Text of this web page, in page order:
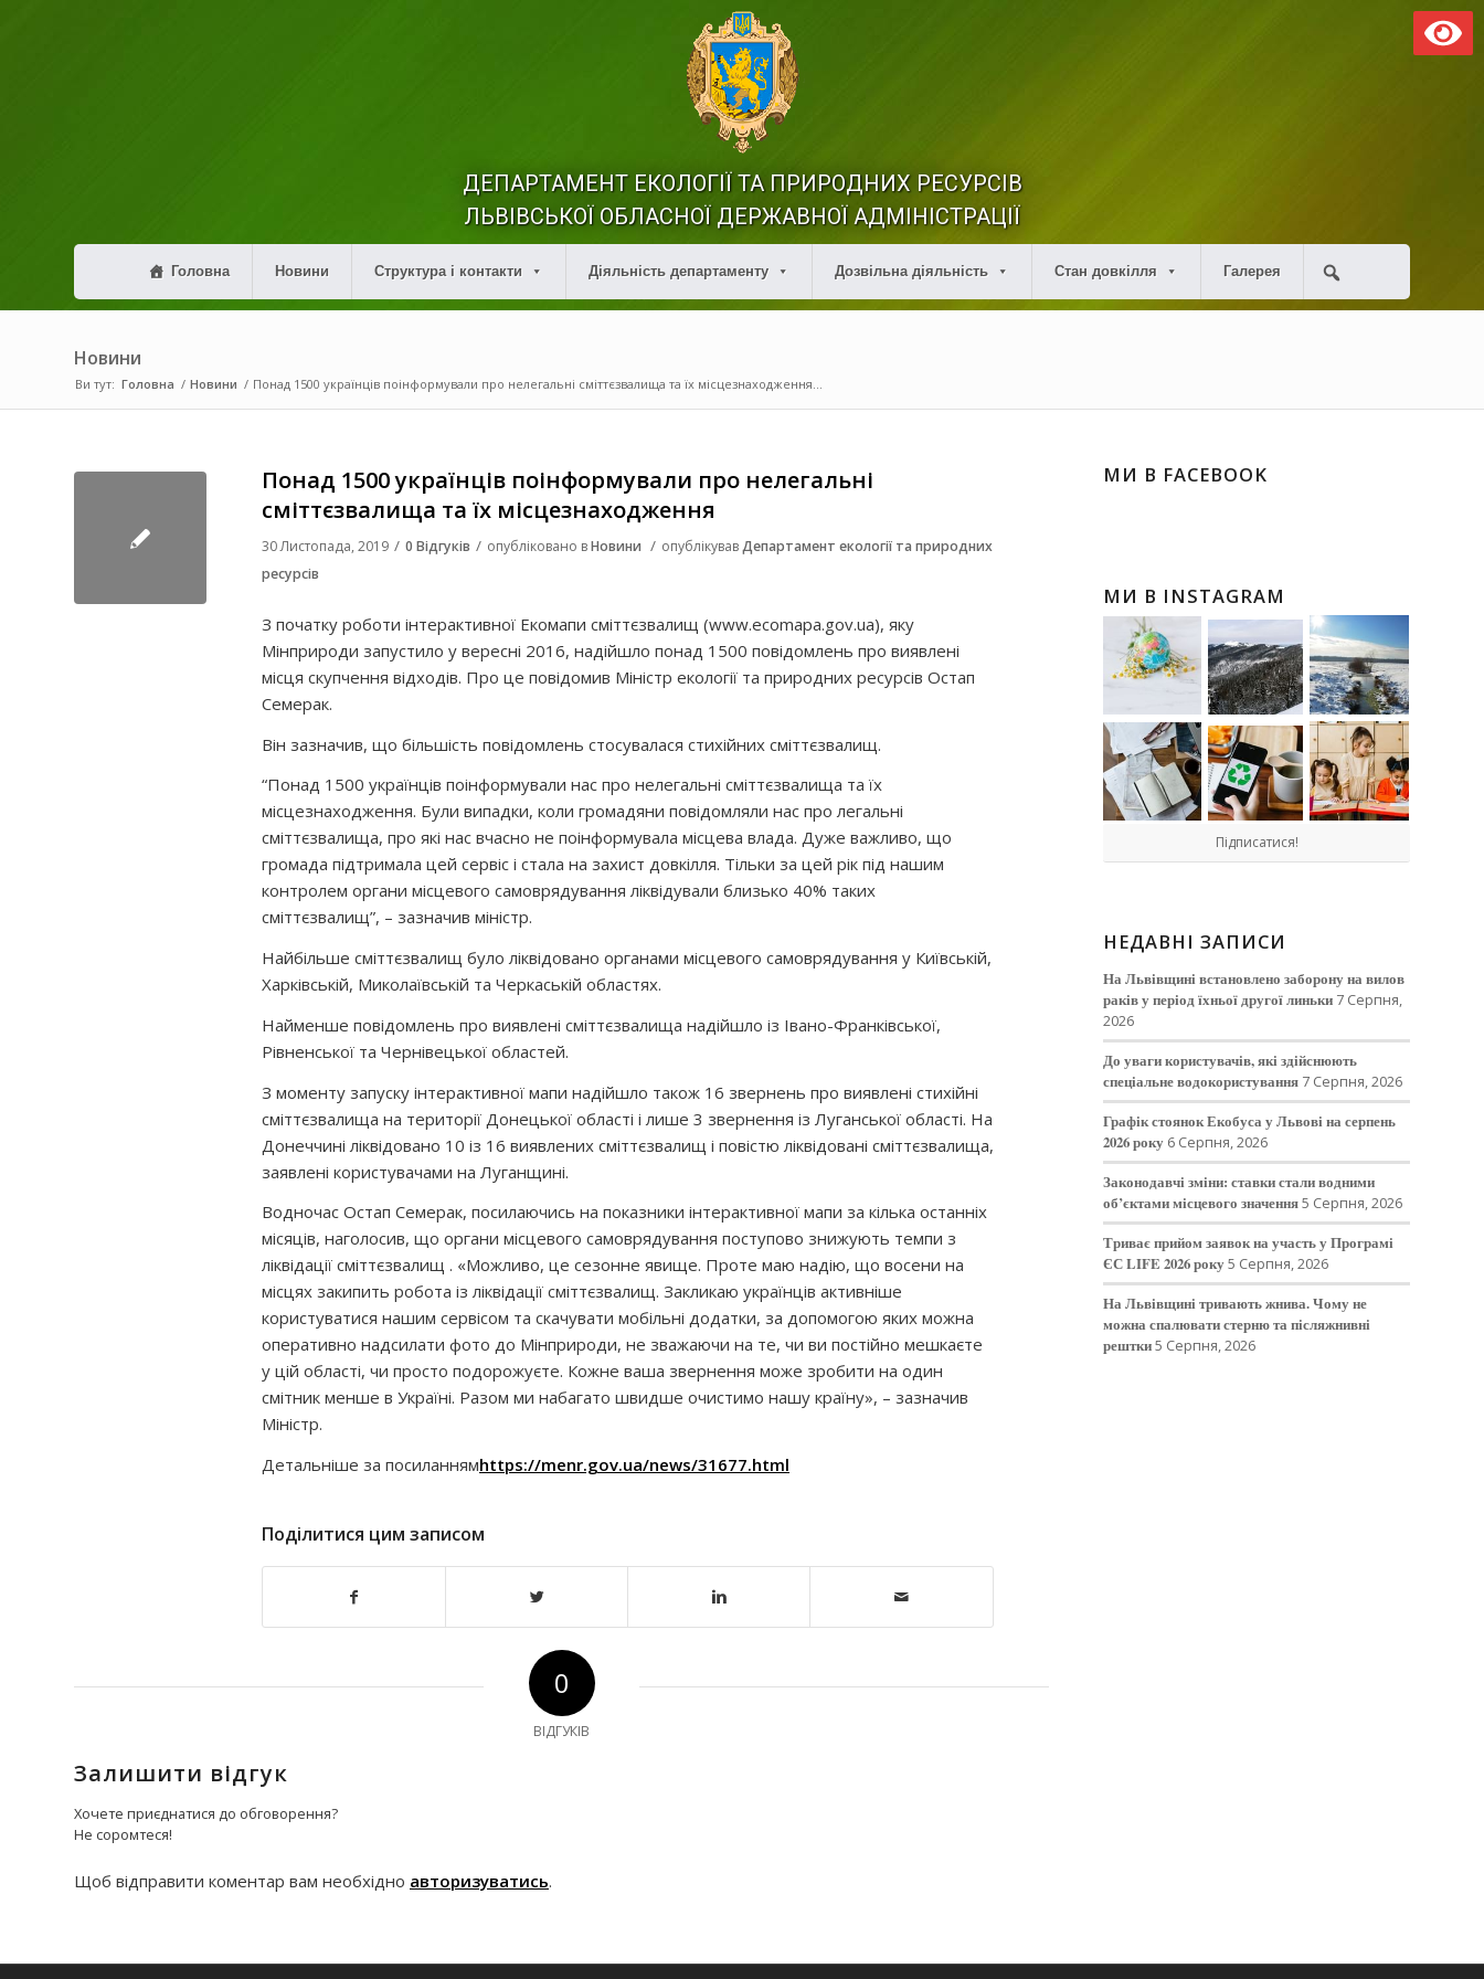
ДЕПАРТАМЕНТ ЕКОЛОГІЇ ТА ПРИРОДНИХ РЕСУРСІВ
ЛЬВІВСЬКОЇ ОБЛАСНОЇ ДЕРЖАВНОЇ АДМІНІСТРАЦІЇ
Головна Новини Структура і контакти Діяльність департаменту Дозвільна діяльність Стан довкілля Галерея
Новини
Ви тут: Головна / Новини / Понад 1500 українців поінформували про нелегальні сміттєзвалища та їх місцезнаходження...
Понад 1500 українців поінформували про нелегальні
сміттєзвалища та їх місцезнаходження
30 Листопада, 2019 / 0 Відгуків / опубліковано вНовини / опублікувавДепартамент екології та природних
ресурсів
З початку роботи інтерактивної Екомапи сміттєзвалищ (www.ecomapa.gov.ua), яку
Мінприроди запустило у вересні 2016, надійшло понад 1500 повідомлень про виявлені
місця скупчення відходів. Про це повідомив Міністр екології та природних ресурсів Остап
Семерак.
Він зазначив, що більшість повідомлень стосувалася стихійних сміттєзвалищ.
“Понад 1500 українців поінформували нас про нелегальні сміттєзвалища та їх
місцезнаходження. Були випадки, коли громадяни повідомляли нас про легальні
сміттєзвалища, про які нас вчасно не поінформувала місцева влада. Дуже важливо, що
громада підтримала цей сервіс і стала на захист довкілля. Тільки за цей рік під нашим
контролем органи місцевого самоврядування ліквідували близько 40% таких
сміттєзвалищ”, – зазначив міністр.
Найбільше сміттєзвалищ було ліквідовано органами місцевого самоврядування у Київській,
Харківській, Миколаївській та Черкаській областях.
Найменше повідомлень про виявлені сміттєзвалища надійшло із Івано-Франківської,
Рівненської та Чернівецької областей.
З моменту запуску інтерактивної мапи надійшло також 16 звернень про виявлені стихійні
сміттєзвалища на території Донецької області і лише 3 звернення із Луганської області. На
Донеччині ліквідовано 10 із 16 виявлених сміттєзвалищ і повістю ліквідовані сміттєзвалища,
заявлені користувачами на Луганщині.
Водночас Остап Семерак, посилаючись на показники інтерактивної мапи за кілька останніх
місяців, наголосив, що органи місцевого самоврядування поступово знижують темпи з
ліквідації сміттєзвалищ . «Можливо, це сезонне явище. Проте маю надію, що восени на
місцях закипить робота із ліквідації сміттєзвалищ. Закликаю українців активніше
користуватися нашим сервісом та скачувати мобільні додатки, за допомогою яких можна
оперативно надсилати фото до Мінприроди, не зважаючи на те, чи ви постійно мешкаєте
у цій області, чи просто подорожуєте. Кожне ваша звернення може зробити на один
смітник менше в Україні. Разом ми набагато швидше очистимо нашу країну», – зазначив
Міністр.
Детальніше за посиланнямhttps://menr.gov.ua/news/31677.html
Поділитися цим записом
0
ВІДГУКІВ
Залишити відгук
Хочете приєднатися до обговорення?
Не соромтеся!
Щоб відправити коментар вам необхідно авторизуватись.
МИ В FACEBOOK
МИ В INSTAGRAM
Підписатися!
НЕДАВНІ ЗАПИСИ
На Львівщині встановлено заборону на вилов
раків у період їхньої другої линьки 7 Серпня,
2026
До уваги користувачів, які здійснюють
спеціальне водокористування 7 Серпня, 2026
Графік стоянок Екобуса у Львові на серпень
2026 року 6 Серпня, 2026
Законодавчі зміни: ставки стали водними
об’єктами місцевого значення5 Серпня, 2026
Триває прийом заявок на участь у Програмі
ЄС LIFE 2026 року5 Серпня, 2026
На Львівщині тривають жнива. Чому не
можна спалювати стерню та післяжнивні
рештки5 Серпня, 2026